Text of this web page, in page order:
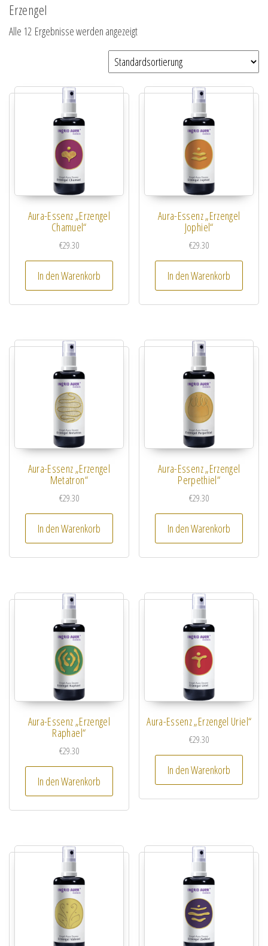
Erzengel
Alle 12 Ergebnisse werden angezeigt
Aura-Essenz „Erzengel
Chamuel“
€29.30
In den Warenkorb
Aura-Essenz „Erzengel
Jophiel“
€29.30
In den Warenkorb
Aura-Essenz „Erzengel
Metatron“
€29.30
In den Warenkorb
Aura-Essenz „Erzengel
Perpethiel“
€29.30
In den Warenkorb
Aura-Essenz „Erzengel
Raphael“
€29.30
In den Warenkorb
Aura-Essenz „Erzengel Uriel“
€29.30
In den Warenkorb